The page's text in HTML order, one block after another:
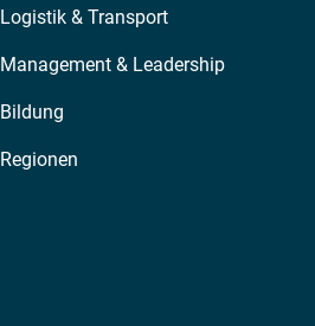
Logistik & Transport
Management & Leadership
Bildung
Regionen